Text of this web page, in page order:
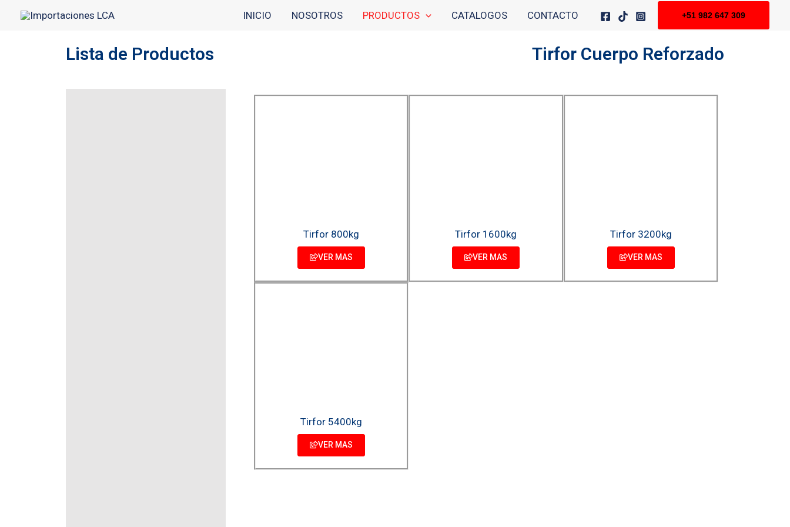
INICIO NOSOTROS PRODUCTOS CATALOGOS CONTACTO +51 982 647 309
Lista de Productos Tirfor Cuerpo Reforzado
Tirfor 800kg
VER MAS
Tirfor 1600kg
VER MAS
Tirfor 3200kg
VER MAS
Tirfor 5400kg
VER MAS